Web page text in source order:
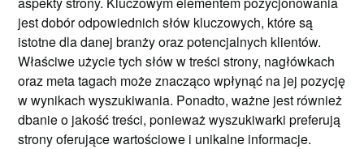
jest dobór odpowiednich słów kluczowych, które są
istotne dla danej branży oraz potencjalnych klientów.
Właściwe użycie tych słów w treści strony, nagłówkach
oraz meta tagach może znacząco wpłynąć na jej pozycję
w wynikach wyszukiwania. Ponadto, ważne jest również
dbanie o jakość treści, ponieważ wyszukiwarki preferują
strony oferujące wartościowe i unikalne informacje.